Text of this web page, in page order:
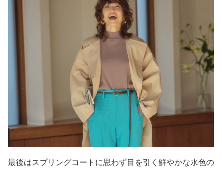
最後はスプリングコートに思わず目を引く鮮やかな水色の